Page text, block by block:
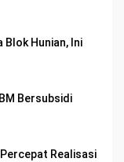
Blok Hunian, Ini
Bersubsidi
Realisasi